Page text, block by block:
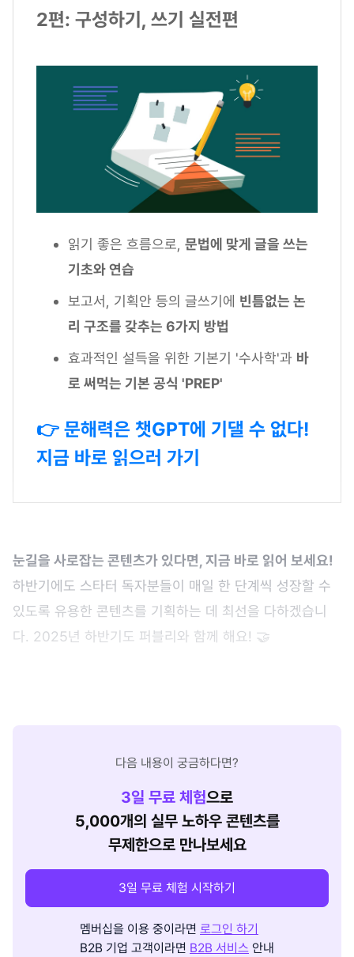
2편: 구성하기, 쓰기 실전편
읽기 좋은 흐름으로, 문법에 맞게 글을 쓰는
기초와 연습
보고서, 기획안 등의 글쓰기에 빈틈없는 논
리 구조를 갖추는 6가지 방법
효과적인 설득을 위한 기본기 '수사학'과 바
로 써먹는 기본 공식 'PREP'
👉 문해력은 챗GPT에 기댈 수 없다!
지금 바로 읽으러 가기
눈길을 사로잡는 콘텐츠가 있다면, 지금 바로 읽어 보세요!
하반기에도 스타터 독자분들이 매일 한 단계씩 성장할 수
있도록 유용한 콘텐츠를 기획하는 데 최선을 다하겠습니
다. 2025년 하반기도 퍼블리와 함께 해요! 🤝
다음 내용이 궁금하다면?
3일 무료 체험으로
5,000개의 실무 노하우 콘텐츠를
무제한으로 만나보세요
3일 무료 체험 시작하기
멤버십을 이용 중이라면 로그인 하기
B2B 기업 고객이라면 B2B 서비스 안내